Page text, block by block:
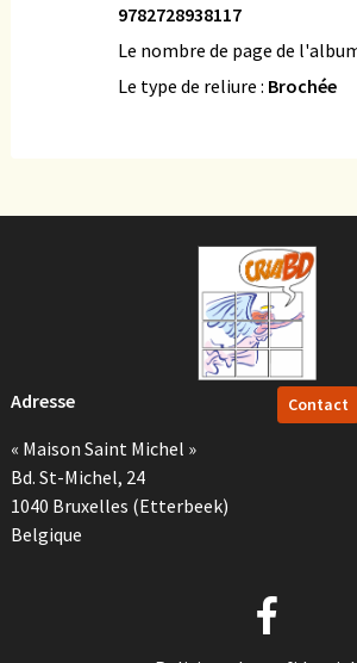
9782728938117
Le nombre de page de
Le type de reliure : Brochée
Adresse
« Maison Saint Michel »
Bd. St-Michel, 24
1040 Bruxelles (Etterbeek)
Belgique
Contact